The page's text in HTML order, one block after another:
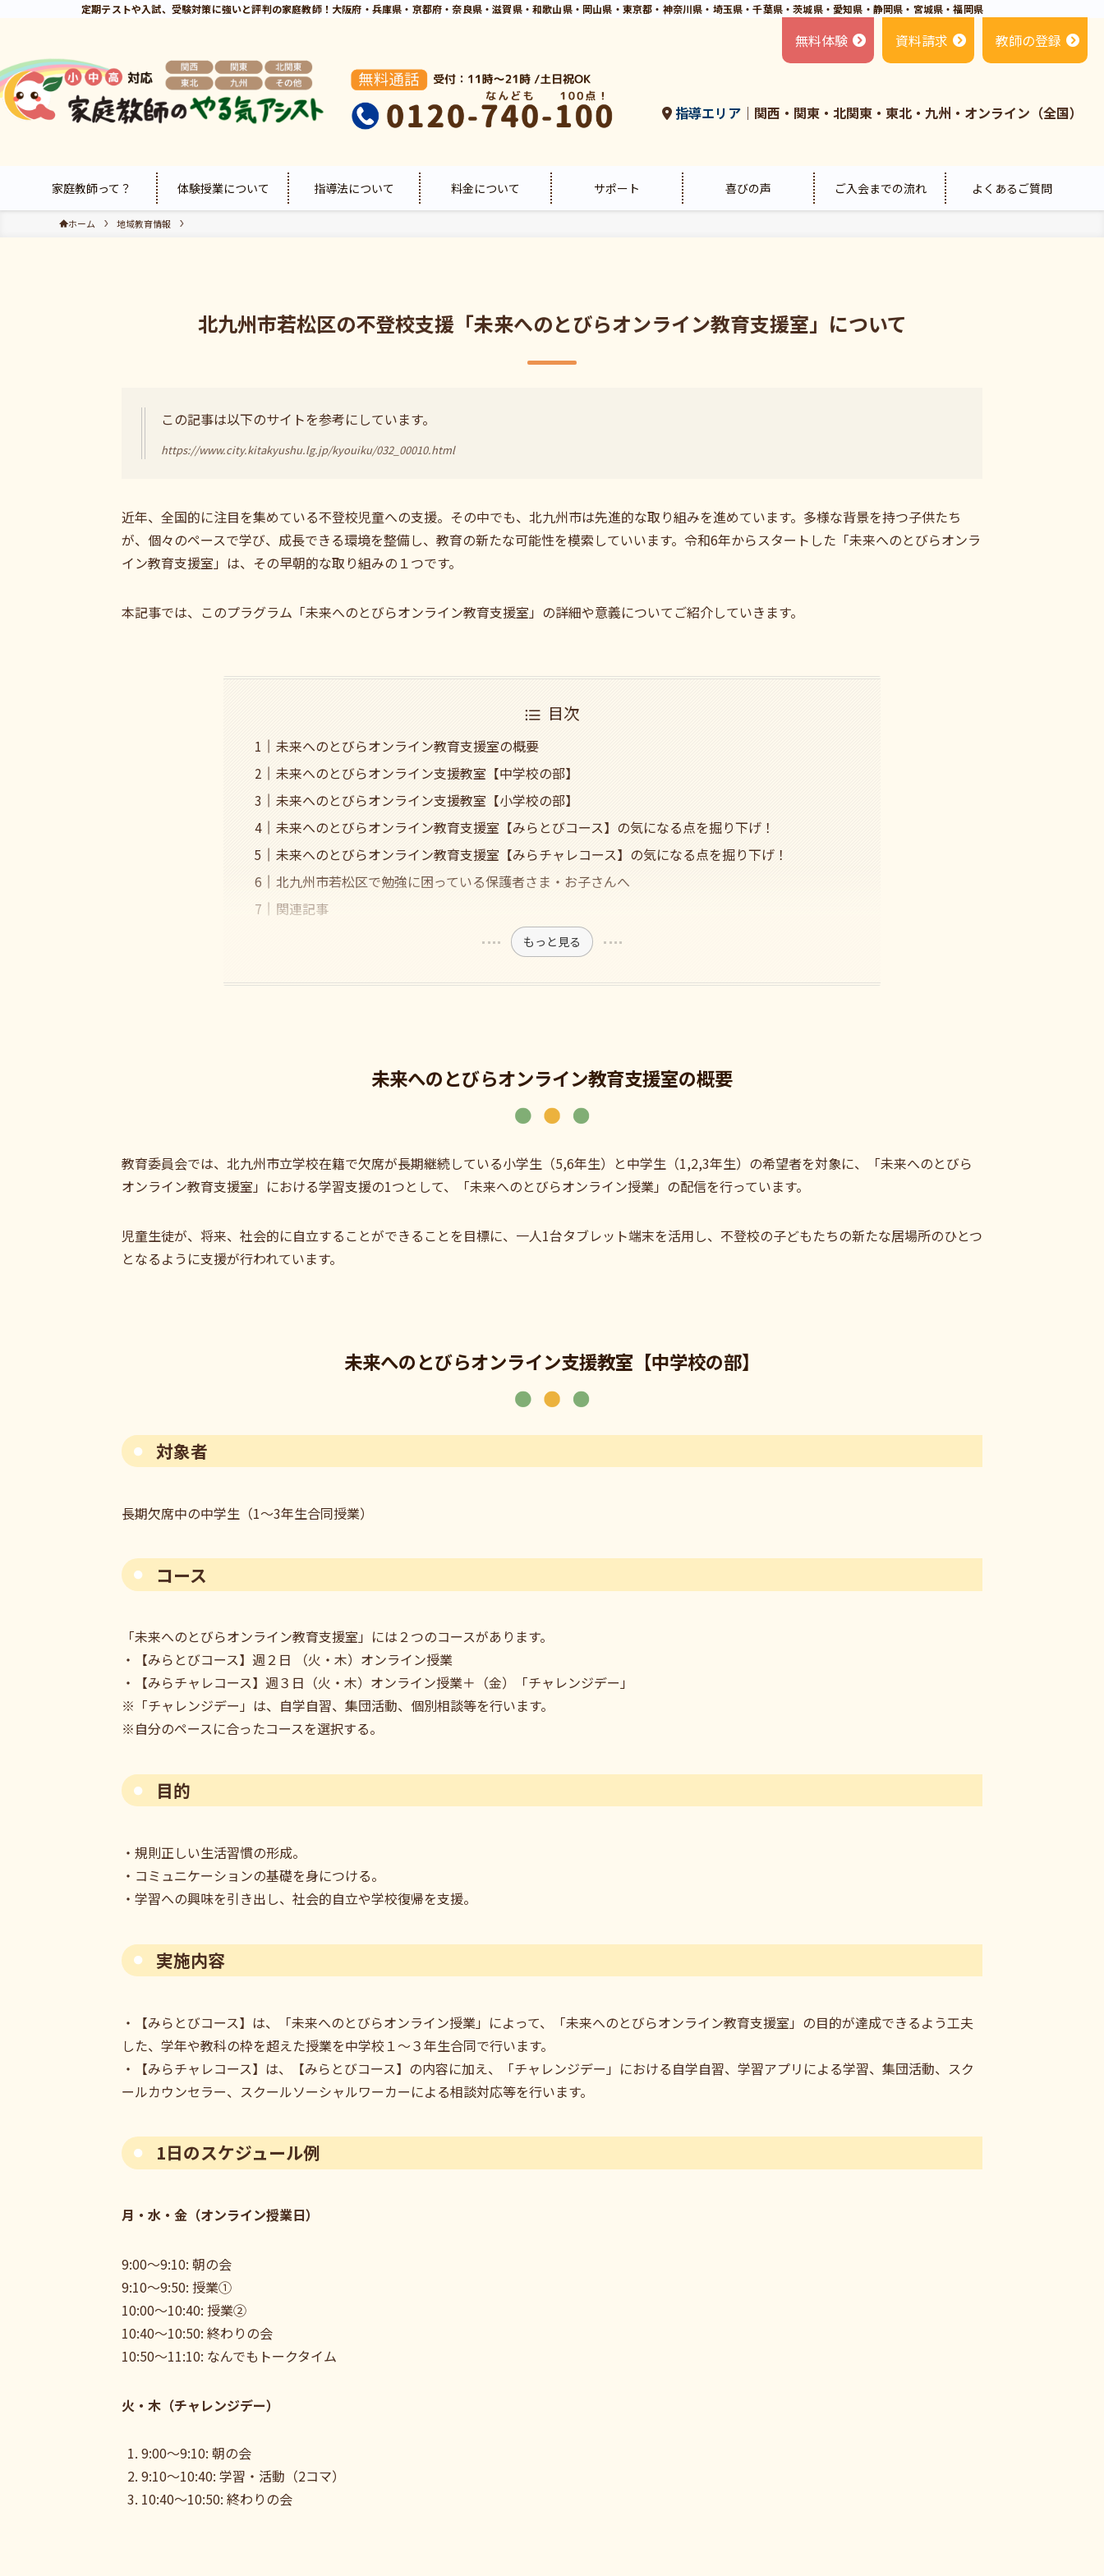
定期テストや入試、受験対策に強いと評判の家庭教師！大阪府・兵庫県・京都府・奈良県・滋賀県・和歌山県・岡山県・東京都・神奈川県・埼玉県・千葉県・茨城県・愛知県・静岡県・宮城県・福岡県
家庭教師って？ 体験授業について 指導法について 料金について サポート 喜びの声 ご入会までの流れ よくあるご質問
指導エリア｜関西・関東・北関東・東北・九州・オンライン（全国）
無料体験 資料請求 教師の登録
ホーム 地域教育情報
北九州市若松区の不登校支援「未来へのとびらオンライン教育支援室」について
この記事は以下のサイトを参考にしています。
https://www.city.kitakyushu.lg.jp/kyouiku/032_00010.html
近年、全国的に注目を集めている不登校児童への支援。その中でも、北九州市は先進的な取り組みを進めています。多様な背景を持つ子供たち
が、個々のペースで学び、成長できる環境を整備し、教育の新たな可能性を模索していいます。令和6年からスタートした「未来へのとびらオンラ
イン教育支援室」は、その早朝的な取り組みの１つです。
本記事では、このプラグラム「未来へのとびらオンライン教育支援室」の詳細や意義についてご紹介していきます。
目次
未来へのとびらオンライン教育支援室の概要
未来へのとびらオンライン支援教室【中学校の部】
未来へのとびらオンライン支援教室【小学校の部】
未来へのとびらオンライン教育支援室【みらとびコース】の気になる点を掘り下げ！
未来へのとびらオンライン教育支援室【みらチャレコース】の気になる点を掘り下げ！
北九州市若松区で勉強に困っている保護者さま・お子さんへ
関連記事
もっと見る
未来へのとびらオンライン教育支援室の概要
教育委員会では、北九州市立学校在籍で欠席が長期継続している小学生（5,6年生）と中学生（1,2,3年生）の希望者を対象に、「未来へのとびら
オンライン教育支援室」における学習支援の1つとして、「未来へのとびらオンライン授業」の配信を行っています。
児童生徒が、将来、社会的に自立することができることを目標に、一人1台タブレット端末を活用し、不登校の子どもたちの新たな居場所のひとつ
となるように支援が行われています。
未来へのとびらオンライン支援教室【中学校の部】
対象者
長期欠席中の中学生（1～3年生合同授業）
コース
「未来へのとびらオンライン教育支援室」には２つのコースがあります。
・【みらとびコース】週２日 （火・木）オンライン授業
・【みらチャレコース】週３日（火・木）オンライン授業＋（金）「チャレンジデー」
※「チャレンジデー」は、自学自習、集団活動、個別相談等を行います。
※自分のペースに合ったコースを選択する。
目的
・規則正しい生活習慣の形成。
・コミュニケーションの基礎を身につける。
・学習への興味を引き出し、社会的自立や学校復帰を支援。
実施内容
・【みらとびコース】は、「未来へのとびらオンライン授業」によって、「未来へのとびらオンライン教育支援室」の目的が達成できるよう工夫
した、学年や教科の枠を超えた授業を中学校１～３年生合同で行います。
・【みらチャレコース】は、【みらとびコース】の内容に加え、「チャレンジデー」における自学自習、学習アプリによる学習、集団活動、スク
ールカウンセラー、スクールソーシャルワーカーによる相談対応等を行います。
1日のスケジュール例
月・水・金（オンライン授業日）
9:00～9:10: 朝の会
9:10～9:50: 授業①
10:00～10:40: 授業②
10:40～10:50: 終わりの会
10:50～11:10: なんでもトークタイム
火・木（チャレンジデー）
9:00～9:10: 朝の会
9:10～10:40: 学習・活動（2コマ）
10:40～10:50: 終わりの会